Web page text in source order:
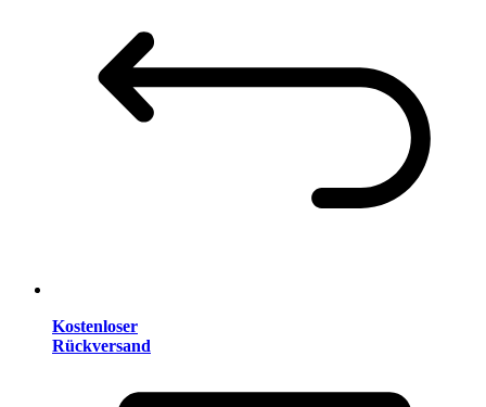
Kostenloser
Rückversand